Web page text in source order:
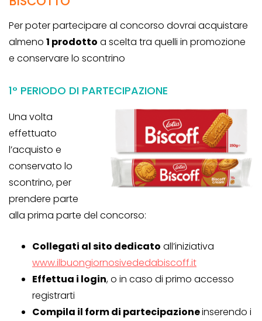
Per poter partecipare al concorso dovrai acquistare
almeno 1 prodotto a scelta tra quelli in promozione
e conservare lo scontrino
1° PERIODO DI PARTECIPAZIONE
Una volta
effettuato
l’acquisto e
conservato lo
scontrino, per
prendere parte
alla prima parte del concorso:
Collegati al sito dedicato all’iniziativa
www.ilbuongiornosivededabiscoff.it
Effettua i login, o in caso di primo accesso
registrarti
Compila il form di partecipazioneinserendo i